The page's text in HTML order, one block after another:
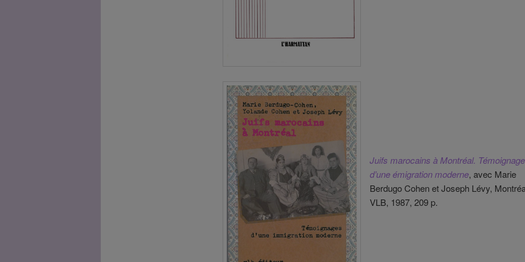
Juifs marocains à Montréal.
d’une émigration moderne, avec Marie
Berdugo Cohen et Joseph Lévy,
VLB, 1987, 209 p.